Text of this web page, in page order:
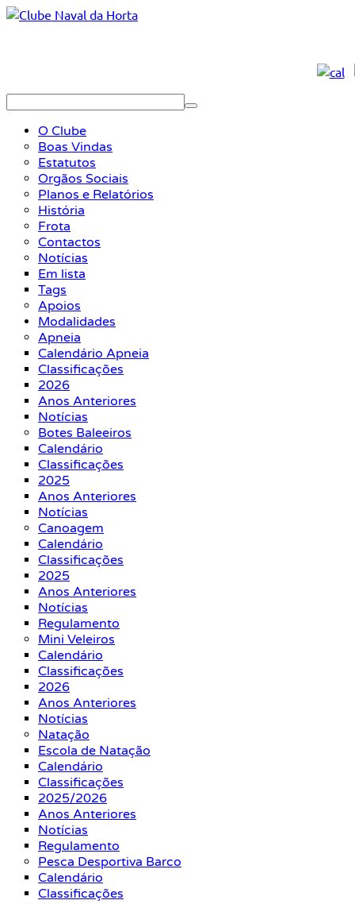
O Clube
Boas Vindas
Estatutos
Orgãos Sociais
Planos e Relatórios
História
Frota
Contactos
Notícias
Em lista
Tags
Apoios
Modalidades
Apneia
Calendário Apneia
Classificações
2026
Anos Anteriores
Notícias
Botes Baleeiros
Calendário
Classificações
2025
Anos Anteriores
Notícias
Canoagem
Calendário
Classificações
2025
Anos Anteriores
Notícias
Regulamento
Mini Veleiros
Calendário
Classificações
2026
Anos Anteriores
Notícias
Natação
Escola de Natação
Calendário
Classificações
2025/2026
Anos Anteriores
Notícias
Regulamento
Pesca Desportiva Barco
Calendário
Classificações